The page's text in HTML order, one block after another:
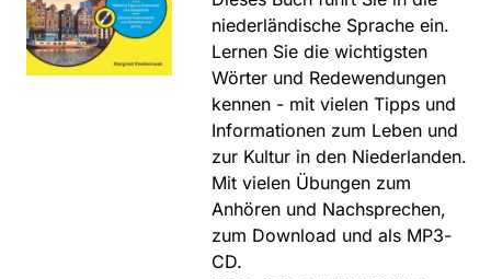
niederländische Sprache ein.
Lernen Sie die wichtigsten
Wörter und Redewendungen
kennen - mit vielen Tipps und
Informationen zum Leben und
zur Kultur in den Niederlanden.
Mit vielen Übungen zum
Anhören und Nachsprechen,
zum Download und als MP3-
CD.